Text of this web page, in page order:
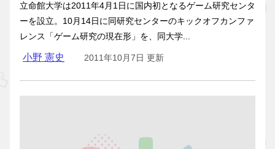
立命館大学は2011年4月1日に国内初となるゲーム研究センタ
ーを設立。10月14日に同研究センターのキックオフカンファ
レンス「ゲーム研究の現在形」を、同大学...
小野 憲史 2011年10月7日 更新